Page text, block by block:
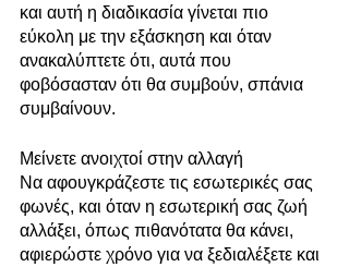
και αυτή η διαδικασία γίνεται πιο
εύκολη με την εξάσκηση και όταν
ανακαλύπτετε ότι, αυτά που
φοβόσασταν ότι θα συμβούν, σπάνια
συμβαίνουν.
Μείνετε ανοιχτοί στην αλλαγή
Να αφουγκράζεστε τις εσωτερικές σας
φωνές, και όταν η εσωτερική σας ζωή
αλλάξει, όπως πιθανότατα θα κάνει,
αφιερώστε χρόνο για να ξεδιαλέξετε και